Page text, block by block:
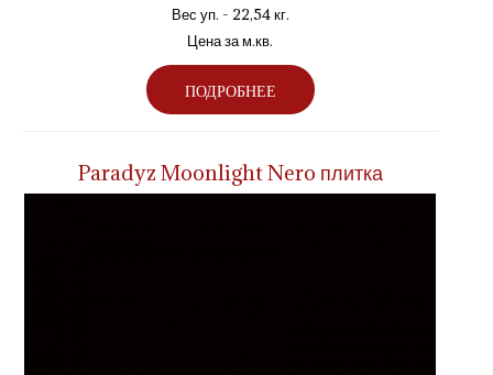
Вес уп. - 22,54 кг.
Цена за м.кв.
ПОДРОБНЕЕ
Paradyz Moonlight Nero плитка